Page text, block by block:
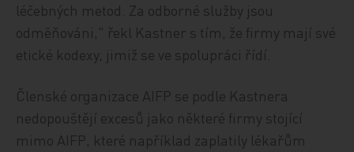
léčebných metod. Za odborné služby jsou
odměňováni," řekl Kastner s tím, že firmy mají své
etické kodexy, jimiž se ve spolupráci řídí.
Členské organizace AIFP se podle Kastnera
nedopouštějí excesů jako některé firmy stojící
mimo AIFP, které například zaplatily lékařům